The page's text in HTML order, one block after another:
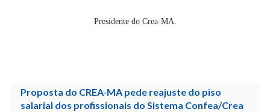
Presidente do Crea-MA.
Proposta do CREA-MA pede reajuste do piso
salarial dos profissionais do Sistema Confea/Crea